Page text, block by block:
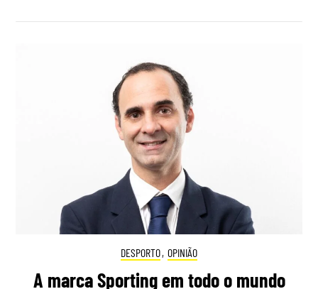
DESPORTO, OPINIÃO
A marca Sporting em todo o mundo